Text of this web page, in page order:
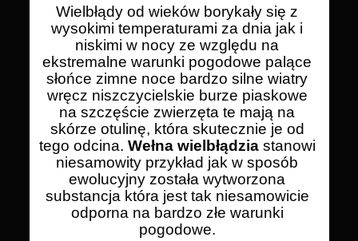
Wielbłądy od wieków borykały się z
wysokimi temperaturami za dnia jak i
niskimi w nocy ze względu na
ekstremalne warunki pogodowe palące
słońce zimne noce bardzo silne wiatry
wręcz niszczycielskie burze piaskowe
na szczęście zwierzęta te mają na
skórze otulinę, która skutecznie je od
tego odcina. Wełna wielbłądziastanowi
niesamowity przykład jak w sposób
ewolucyjny została wytworzona
substancja która jest tak niesamowicie
odporna na bardzo złe warunki
pogodowe.